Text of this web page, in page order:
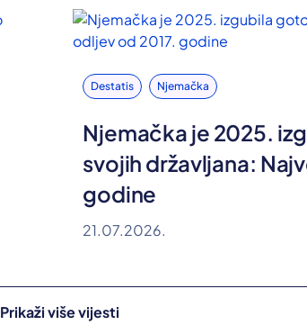
Destatis Njemačka
Njemačka je 2025.
svojih državljana:
godine
21.07.2026.
Prikaži više vijesti